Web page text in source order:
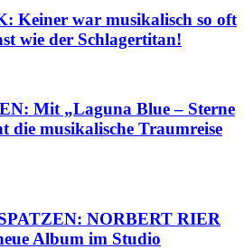
Keiner war musikalisch so oft
wie der Schlagertitan!
Mit „Laguna Blue – Sterne
die musikalische Traumreise
NORBERT RIER
Album im Studio